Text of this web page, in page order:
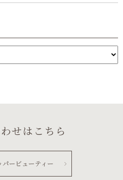
せはこちら
パービューティー